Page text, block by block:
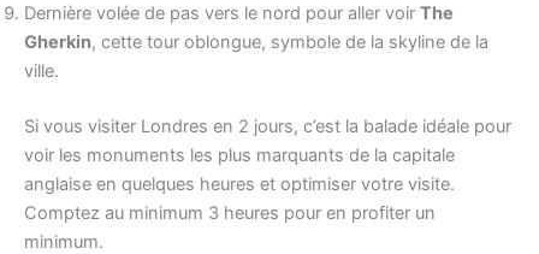
Dernière volée de pas vers le nord pour aller voir The
Gherkin, cette tour oblongue, symbole de la skyline de la
ville.
Si vous visiter Londres en 2 jours, c’est la balade idéale pour
voir les monuments les plus marquants de la capitale
anglaise en quelques heures et optimiser votre visite.
Comptez au minimum 3 heures pour en profiter un
minimum.